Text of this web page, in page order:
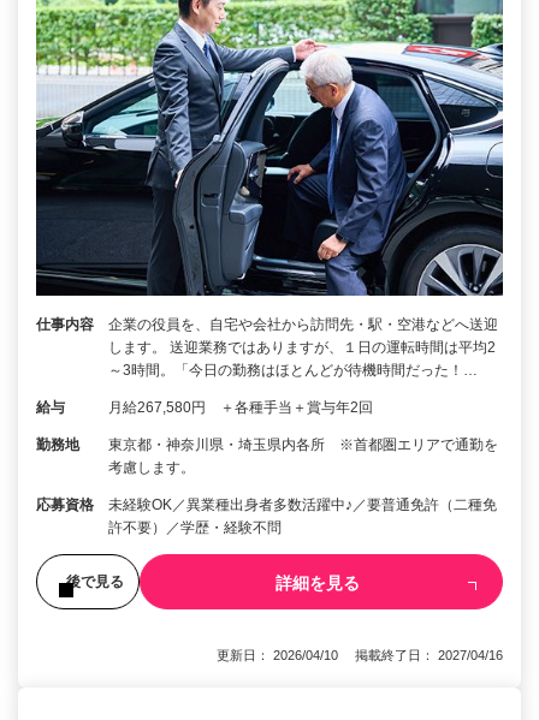
仕事内容
企業の役員を、自宅や会社から訪問先・駅・空港などへ送迎
します。 送迎業務ではありますが、１日の運転時間は平均2
～3時間。「今日の勤務はほとんどが待機時間だった！…
給与 月給267,580円 ＋各種手当＋賞与年2回
勤務地
東京都・神奈川県・埼玉県内各所 ※首都圏エリアで通勤を
考慮します。
応募資格
未経験OK／異業種出身者多数活躍中♪／要普通免許（二種免
許不要）／学歴・経験不問
後で見る 詳細を見る
更新日： 2026/04/10 掲載終了日： 2027/04/16